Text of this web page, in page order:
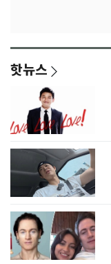
핫뉴스